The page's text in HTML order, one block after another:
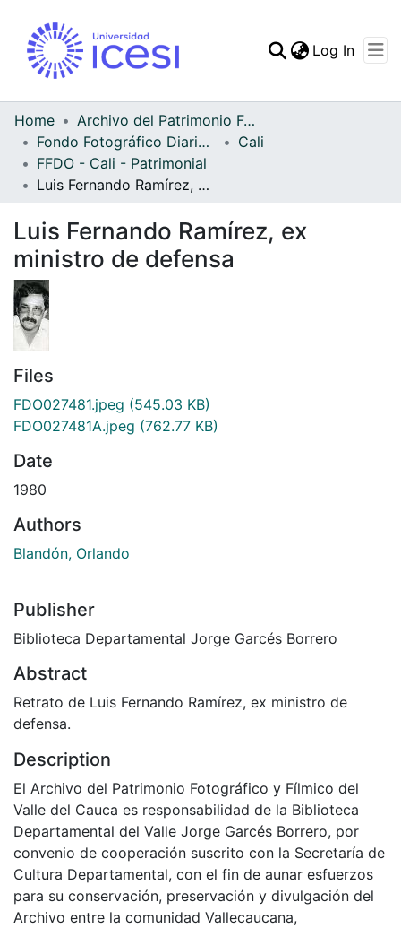
Statistics
Log In
Home
Archivo del Patrimonio Fotográfico y Fílmico del Valle del Cauca
Fondo Fotográfico Diario Occidente
Cali
FFDO - Cali - Patrimonial
Luis Fernando Ramírez, ex ministro de defensa
Luis Fernando Ramírez, ex
ministro de defensa
Files
FDO027481.jpeg (545.03 KB)
FDO027481A.jpeg (762.77 KB)
Date
1980
Authors
Blandón, Orlando
Publisher
Biblioteca Departamental Jorge Garcés Borrero
Abstract
Retrato de Luis Fernando Ramírez, ex ministro de
defensa.
Description
El Archivo del Patrimonio Fotográfico y Fílmico del
Valle del Cauca es responsabilidad de la Biblioteca
Departamental del Valle Jorge Garcés Borrero, por
convenio de cooperación suscrito con la Secretaría de
Cultura Departamental, con el fin de aunar esfuerzos
para su conservación, preservación y divulgación del
Archivo entre la comunidad Vallecaucana,